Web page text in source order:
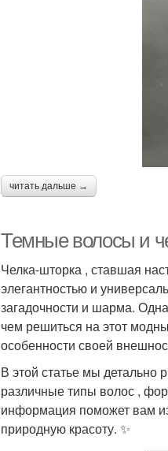
читать дальше →
Темные волосы и
Челка-шторка , ставшая
элегантностью и
загадочности и шарма.
чем решиться на этот
особенности своей
В этой статье мы детально
различные типы волос ,
информация поможет вам
природную красоту. ✨